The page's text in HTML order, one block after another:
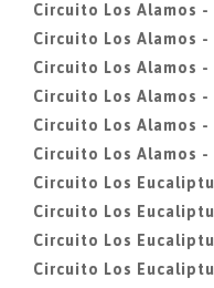
Circuito Los Alamos -
Circuito Los Alamos -
Circuito Los Alamos -
Circuito Los Alamos -
Circuito Los Alamos -
Circuito Los Alamos -
Circuito Los
Circuito Los
Circuito Los
Circuito Los